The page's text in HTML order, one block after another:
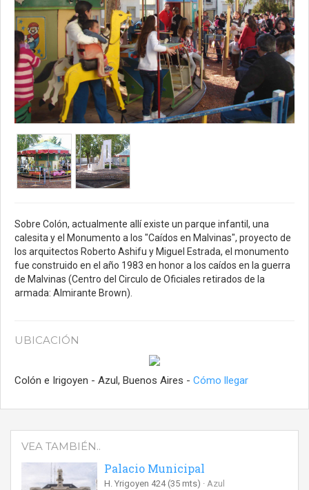
Sobre Colón, actualmente allí existe un parque infantil, una
calesita y el Monumento a los "Caídos en Malvinas", proyecto de
los arquitectos Roberto Ashifu y Miguel Estrada, el monumento
fue construido en el año 1983 en honor a los caídos en la guerra
de Malvinas (Centro del Circulo de Oficiales retirados de la
armada: Almirante Brown).
UBICACIÓN
Colón e Irigoyen - Azul, Buenos Aires - Cómo llegar
VEA TAMBIÉN..
Palacio Municipal
H. Yrigoyen 424 (35 mts) Azul